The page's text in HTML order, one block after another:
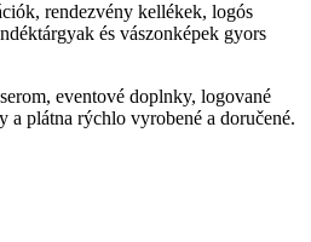
rendezvény kellékek, logós
és vászonképek gyors
eventové doplnky, logované
a plátna rýchlo vyrobené a doručené.